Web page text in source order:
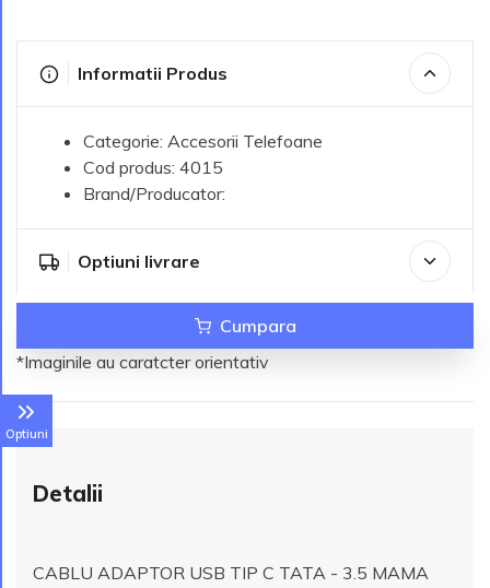
Optiuni
Informatii Produs
Categorie: Accesorii Telefoane
Cod produs: 4015
Brand/Producator:
Optiuni livrare
Cumpara
*Imaginile au caratcter orientativ
Detalii
CABLU ADAPTOR USB TIP C TATA - 3.5 MAMA